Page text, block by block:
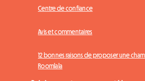
Centre de confiance
Avis et commentaires
12 bonnes raisons de proposer une
Roomlala